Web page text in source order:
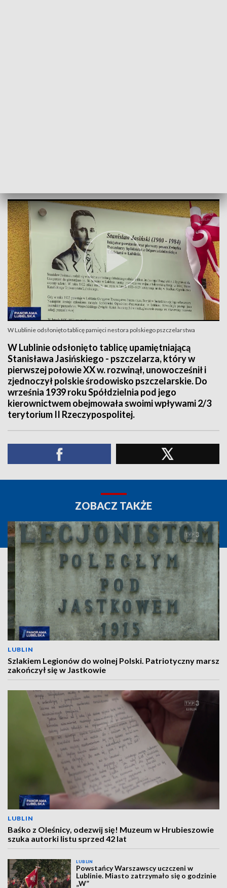
W Lublinie odsłonięto tablicę pamięci nestora polskiego pszczelarstwa
W Lublinie odsłonięto tablicę upamiętniającą
Stanisława Jasińskiego - pszczelarza, który w
pierwszej połowie XX w. rozwinął, unowocześnił i
zjednoczył polskie środowisko pszczelarskie. Do
września 1939 roku Spółdzielnia pod jego
kierownictwem obejmowała swoimi wpływami 2/3
terytorium II Rzeczypospolitej.
ZOBACZ TAKŻE
LUBLIN
Szlakiem Legionów do wolnej Polski. Patriotyczny marsz
zakończył się w Jastkowie
LUBLIN
Baśko z Oleśnicy, odezwij się! Muzeum w Hrubieszowie
szuka autorki listu sprzed 42 lat
LUBLIN
Powstańcy Warszawscy uczczeni w
Lublinie. Miasto zatrzymało się o godzinie
„W”